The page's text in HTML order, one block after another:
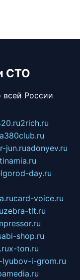
СТО
всей России
2rich.ru
a380club.ru
jun.ruadonyev.ru
day.ru
card-voice.ru
zebra-tlt.ru
shop.ru
x-ton.ru
i-grom.ru